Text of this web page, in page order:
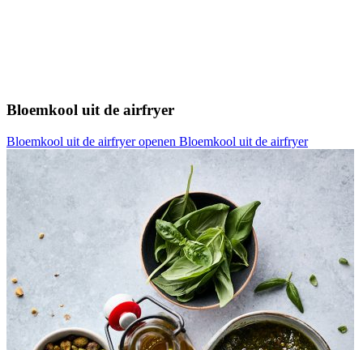
Bloemkool uit de airfryer
Bloemkool uit de airfryer openen Bloemkool uit de airfryer